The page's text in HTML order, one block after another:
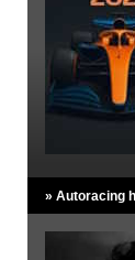
» Autoracing